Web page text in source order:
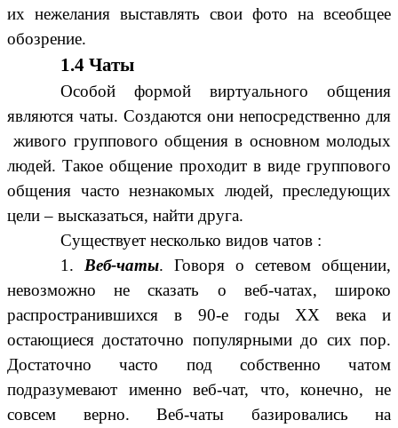
их нежелания выставлять свои фото на всеобщее
обозрение.
1.4 Чаты
Особой формой виртуального общения
являются чаты. Создаются они непосредственно для
живого группового общения в основном молодых
людей. Такое общение проходит в виде группового
общения часто незнакомых людей, преследующих
цели – высказаться, найти друга.
Существует несколько видов чатов :
1. Веб-чаты. Говоря о сетевом общении,
невозможно не сказать о веб-чатах, широко
распространившихся в 90-е годы XX века и
остающиеся достаточно популярными до сих пор.
Достаточно часто под собственно чатом
подразумевают именно веб-чат, что, конечно, не
совсем верно. Веб-чаты базировались на